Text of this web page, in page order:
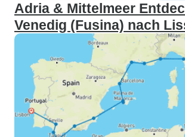
Adria & Mittelmeer
Venedig (Fusina) nach